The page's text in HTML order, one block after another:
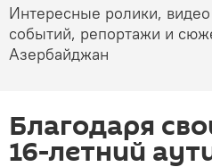
Интересные ролики,
событий, репортажи и
Азербайджан
Благодаря
16-летний